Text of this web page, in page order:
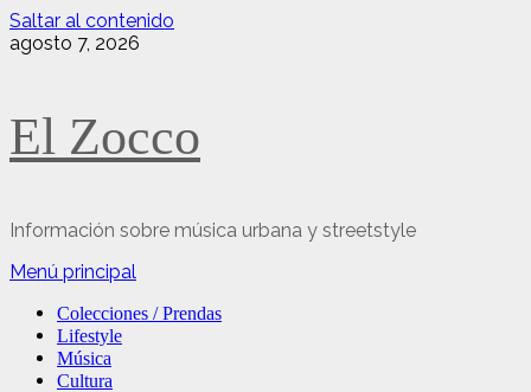
Saltar al contenido
agosto 7, 2026
El Zocco
Información sobre música urbana y streetstyle
Menú principal
Colecciones / Prendas
Lifestyle
Música
Cultura